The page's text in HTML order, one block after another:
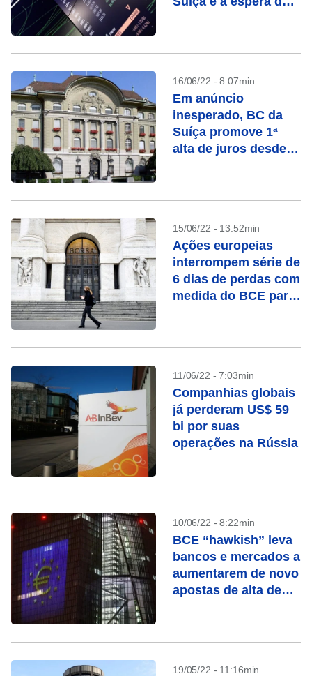
16/06/22 - 8:07min
Em anúncio
inesperado, BC da
Suíça promove 1ª
alta de juros desde
15/06/22 - 13:52min
Ações europeias
interrompem série de
6 dias de perdas com
medida do BCE para
11/06/22 - 7:03min
Companhias globais
já perderam US$ 59
bi por suas
operações na Rússia
10/06/22 - 8:22min
BCE “hawkish” leva
bancos e mercados a
aumentarem de novo
apostas de alta de
19/05/22 - 11:16min